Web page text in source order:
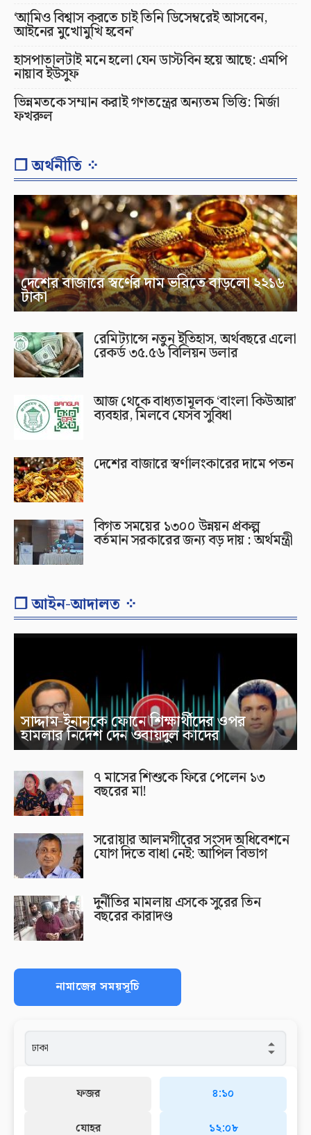
‘আমিও বিশ্বাস করতে চাই তিনি ডিসেম্বরেই আসবেন,
আইনের মুখোমুখি হবেন’
হাসপাতালটাই মনে হলো যেন ডাস্টবিন হয়ে আছে: এমপি
নায়াব ইউসুফ
ভিন্নমতকে সম্মান করাই গণতন্ত্রের অন্যতম ভিত্তি: মির্জা
ফখরুল
❐ অর্থনীতি ⁘
দেশের বাজারে স্বর্ণের দাম ভরিতে বাড়লো ২২১৬
টাকা
রেমিট্যান্সে নতুন ইতিহাস, অর্থবছরে এলো
রেকর্ড ৩৫.৫৬ বিলিয়ন ডলার
আজ থেকে বাধ্যতামূলক ‘বাংলা কিউআর’
ব্যবহার, মিলবে যেসব সুবিধা
দেশের বাজারে স্বর্ণালংকারের দামে পতন
বিগত সময়ের ১৩০০ উন্নয়ন প্রকল্প
বর্তমান সরকারের জন্য বড় দায় : অর্থমন্ত্রী
❐ আইন-আদালত ⁘
সাদ্দাম-ইনানকে ফোনে শিক্ষার্থীদের ওপর
হামলার নির্দেশ দেন ওবায়দুল কাদের
৭ মাসের শিশুকে ফিরে পেলেন ১৩
বছরের মা!
সরোয়ার আলমগীরের সংসদ অধিবেশনে
যোগ দিতে বাধা নেই: আপিল বিভাগ
দুর্নীতির মামলায় এসকে সুরের তিন
বছরের কারাদণ্ড
নামাজের সময়সূচি
ফজর
যোহর
৪:১০
১২:০৮